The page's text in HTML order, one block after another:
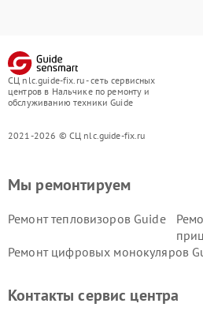
СЦ nlc.guide-fix.ru - сеть сервисных
центров в Нальчике по ремонту и
обслуживанию техники Guide
2021-2026 © СЦ nlc.guide-fix.ru
Мы ремонтируем
Ремонт тепловизоров Guide
Ремонт цифровых монокуляров
Контакты сервис центра